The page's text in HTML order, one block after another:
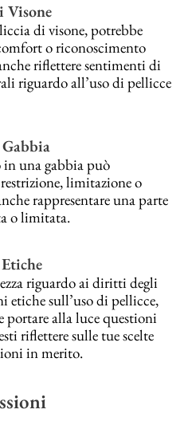
Visone
di visone, potrebbe
o riconoscimento
riflettere sentimenti di
riguardo all’uso di pellicce
in una gabbia può
limitazione o
rappresentare una parte
o limitata.
riguardo ai diritti degli
etiche sull’uso di pellicce,
portare alla luce questioni
riflettere sulle tue scelte
in merito.